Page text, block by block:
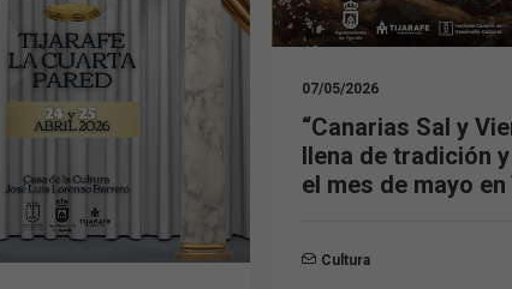
07/05/2026
“Canarias Sal y
llena de tradición
el mes de mayo
Cultura